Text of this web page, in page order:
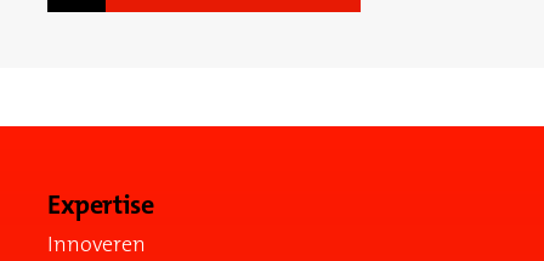
Expertise
Innoveren